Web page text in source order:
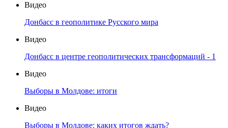
Видео
Донбасс в геополитике Русского мира
Видео
Донбасс в центре геополитических трансформаций - 1
Видео
Выборы в Молдове: итоги
Видео
Выборы в Молдове: каких итогов ждать?